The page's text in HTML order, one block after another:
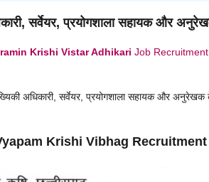
सर्वेयर, प्रयोगशाला सहायक और
Krishi Vistar Adhikari Job Recruitment
अधिकारी, सर्वेयर, प्रयोगशाला सहायक और अनुरेखक के
Krishi Vibhag Recruitment